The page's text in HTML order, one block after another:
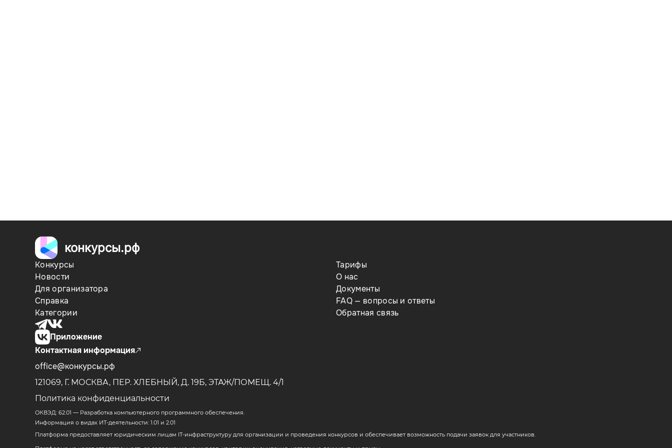
конкурсы.рф
Конкурсы
Новости
Для организатора
Справка
Категории
Тарифы
О нас
Документы
FAQ — вопросы и ответы
Обратная связь
Приложение
Контактная информация
office@конкурсы.рф
121069, Г. МОСКВА, ПЕР. ХЛЕБНЫЙ, Д. 19Б, ЭТАЖ/ПОМЕЩ. 4/1
Политика конфиденциальности
ОКВЭД: 62.01 — Разработка компьютерного программного обеспечения.
Информация о видах ИТ-деятельности: 1.01 и 2.01
Платформа предоставляет юридическим лицам IT-инфраструктуру для организации и проведения конкурсов и обеспечивает возможность подачи заявок для участников.